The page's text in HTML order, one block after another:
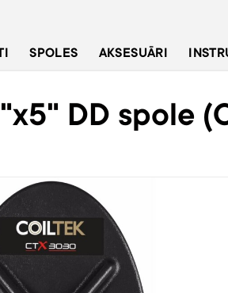
SPOLES AKSESUĀRI
DD spole